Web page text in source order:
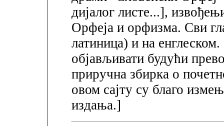
дијалог листе...],
Орфеја и орфизма. Сви
латиница) и на
објављивати будући
приручна збирка о
овом сајту су благо
издања.]